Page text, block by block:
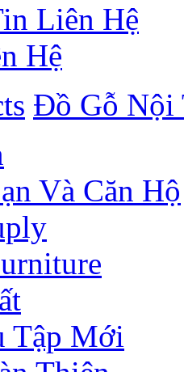
Liên Hệ
Hệ
Đồ Gỗ Nội
Và Căn Hộ
Tập Mới